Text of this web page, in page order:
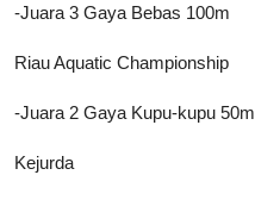
-Juara 3 Gaya Bebas 100m
Riau Aquatic Championship
-Juara 2 Gaya Kupu-kupu 50m
Kejurda